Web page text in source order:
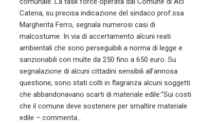
Catena, su precisa indicazione del sindaco prof.ssa
Margherita Ferro, segnala numerosi casi di
malcostume. In via di accertamento alcuni reati
ambientali che sono perseguibili a norma di legge e
sanzionabili con multe da 250 fino a 650 euro. Su
segnalazione di alcuni cittadini sensibili all’annosa
questione, sono stati colti in flagranza alcuni soggetti
che abbandonavano scarti di materiale edile:”Sui costi
che il comune deve sostenere per smaltire materiale
edile – commenta…